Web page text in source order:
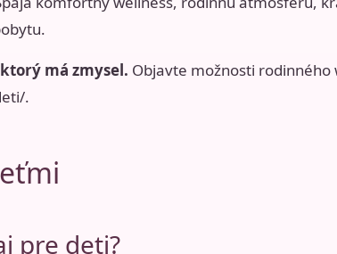
má zmysel. Objavte možnosti
.
pre deti?